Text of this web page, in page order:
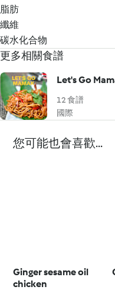
脂肪
纖維
碳水化合物
更多相關食譜
Let's Go
12 食譜
國際
您可能也會喜歡...
Ginger sesame oil
chicken